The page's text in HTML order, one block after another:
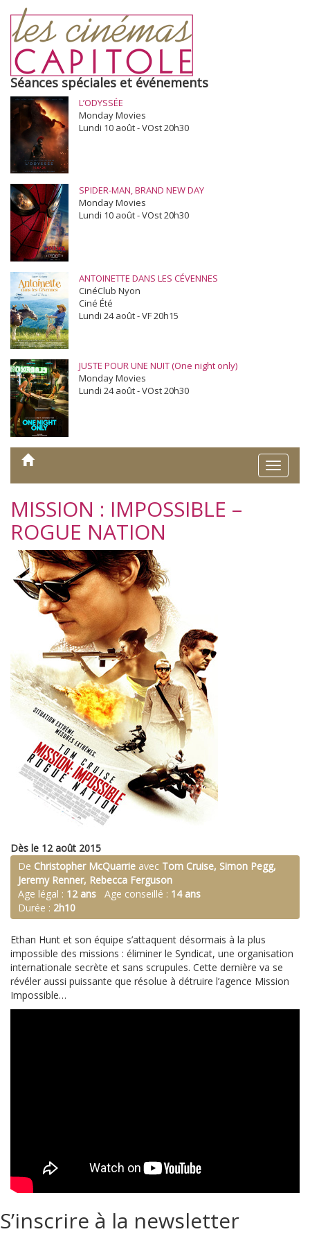
Séances spéciales et événements
L’ODYSSÉE
Monday Movies
Lundi 10 août - VOst 20h30
SPIDER-MAN, BRAND NEW DAY
Monday Movies
Lundi 10 août - VOst 20h30
ANTOINETTE DANS LES CÉVENNES
CinéClub Nyon
Ciné Été
Lundi 24 août - VF 20h15
JUSTE POUR UNE NUIT (One night only)
Monday Movies
Lundi 24 août - VOst 20h30
Toggle
MISSION : IMPOSSIBLE –
ROGUE NATION
Dès le 12 août 2015
De Christopher McQuarrie avec Tom Cruise, Simon Pegg,
Jeremy Renner, Rebecca Ferguson
Age légal : 12 ans Age conseillé : 14 ans
Durée : 2h10
Ethan Hunt et son équipe s’attaquent désormais à la plus
impossible des missions : éliminer le Syndicat, une organisation
internationale secrète et sans scrupules. Cette dernière va se
révéler aussi puissante que résolue à détruire l’agence Mission
Impossible…
S’inscrire à la newsletter